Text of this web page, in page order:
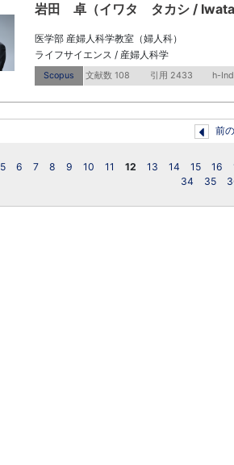
岩田 卓（イワタ タカシ /
医学部 産婦人科学教室（婦人科）
ライフサイエンス / 産婦人科学
Scopus 文献数 108 引用 2433 h-
前
5 6 7 8 9 10 11 12 13 14 15 16
34
35